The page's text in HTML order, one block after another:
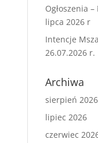
Ogłoszenia
lipca 2026 r
Intencje
26.07.2026 r.
Archiwa
sierpień 2026
lipiec 2026
czerwiec